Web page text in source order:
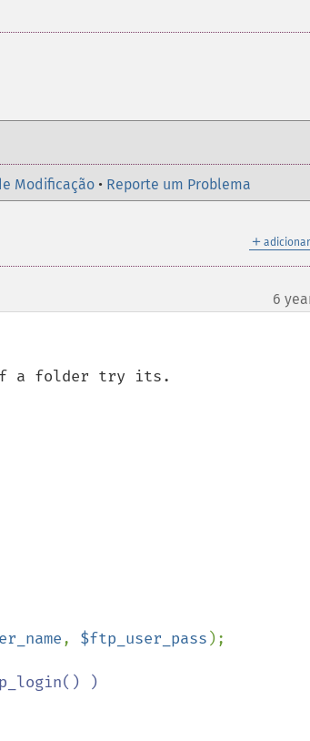
Modificação • Reporte um Problema
＋
6
a folder try its.
, $ftp_user_pass );